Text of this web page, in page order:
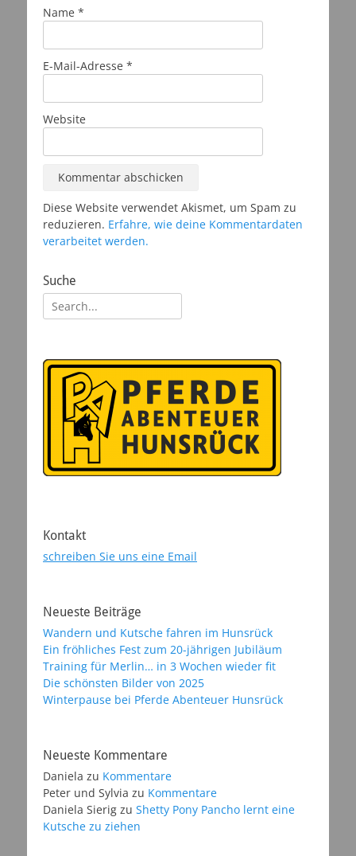
Name *
E-Mail-Adresse *
Website
Diese Website verwendet Akismet, um Spam zu
reduzieren. Erfahre, wie deine Kommentardaten
verarbeitet werden.
Suche
Suchen
nach:
Kontakt
schreiben Sie uns eine Email
Neueste Beiträge
Wandern und Kutsche fahren im Hunsrück
Ein fröhliches Fest zum 20-jährigen Jubiläum
Training für Merlin… in 3 Wochen wieder fit
Die schönsten Bilder von 2025
Winterpause bei Pferde Abenteuer Hunsrück
Neueste Kommentare
Daniela zu Kommentare
Peter und Sylvia zu Kommentare
Daniela Sierig zu Shetty Pony Pancho lernt eine
Kutsche zu ziehen